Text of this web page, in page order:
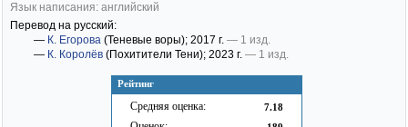
Рейтинг
Средняя оценка: 7.18
Язык написания: английский
Перевод на русский:
— К. Егорова (Теневые воры); 2017 г. — 1 изд.
— К. Королёв (Похитители Тени); 2023 г. — 1 изд.